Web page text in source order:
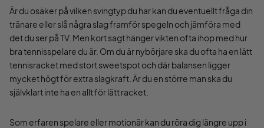
Är du osäker på vilken svingtyp du har kan du eventuellt fråga din
tränare eller slå några slag framför spegeln och jämföra med
det du ser på TV. Men kort sagt hänger vikten ofta ihop med hur
bra tennisspelare du är. Om du är nybörjare ska du ofta ha en lätt
tennisracket med stort sweetspot och där balansen ligger
mycket högt för extra slagkraft. Är du en större man ska du
självklart inte ha en allt för lätt racket.
Som erfaren spelare eller motionär kan du röra dig längre upp i